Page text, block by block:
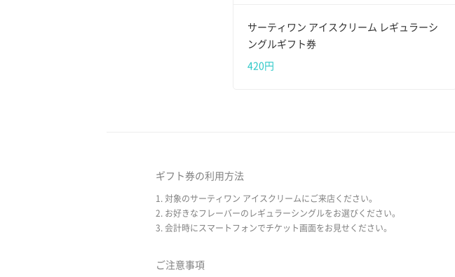
サーティワン アイスクリーム レギュラーシ
ングルギフト券
420円
ギフト券の利用方法
1. 対象のサーティワン アイスクリームにご来店ください。
2. お好きなフレーバーのレギュラーシングルをお選びください。
3. 会計時にスマートフォンでチケット画面をお見せください。
ご注意事項